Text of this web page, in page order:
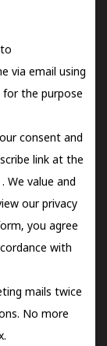
via email using
the purpose
consent and
link at the
. We value and
our privacy
you agree
with
mails twice
No more